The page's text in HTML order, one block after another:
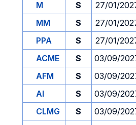
M
S 27/01/
MM
S 27/01/
PPA
S 27/01/
ACME
S 03/09/
AFM
S 03/09/
AI
S 03/09/
CLMG
S 03/09/